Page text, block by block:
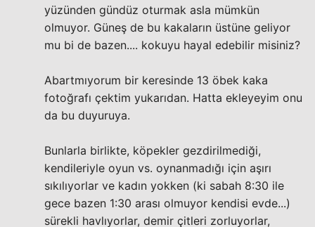
yüzünden gündüz oturmak asla mümkün
olmuyor. Güneş de bu kakaların üstüne geliyor
mu bi de bazen.... kokuyu hayal edebilir misiniz?
Abartmıyorum bir keresinde 13 öbek kaka
fotoğrafı çektim yukarıdan. Hatta ekleyeyim onu
da bu duyuruya.
Bunlarla birlikte, köpekler gezdirilmediği,
kendileriyle oyun vs. oynanmadığı için aşırı
sıkılıyorlar ve kadın yokken (ki sabah 8:30 ile
gece bazen 1:30 arası olmuyor kendisi evde...)
sürekli havlıyorlar, demir çitleri zorluyorlar,